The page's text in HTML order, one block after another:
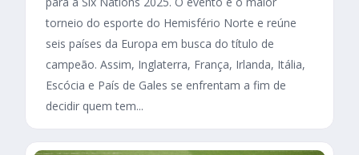
torneio do esporte do Hemisfério Norte e reúne
seis países da Europa em busca do título de
campeão. Assim, Inglaterra, França, Irlanda, Itália,
Escócia e País de Gales se enfrentam a fim de
decidir quem tem...